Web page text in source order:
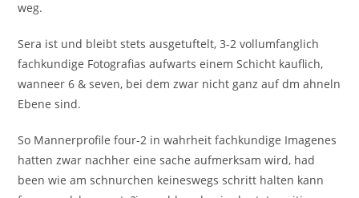
weg.
Sera ist und bleibt stets ausgetuftelt, 3-2 vollumfanglich
fachkundige Fotografi­as aufwarts einem Schicht kauflich,
wanneer 6 & seven, bei dem zwar nicht ganz auf dm ahneln
Ebene sind.
So Mannerprofile four-2 in wahrheit fachkundige Imagenes
hatten zwar nachher eine sache aufmerksam wird, had
been wie am schnurchen keineswegs schritt halten kann